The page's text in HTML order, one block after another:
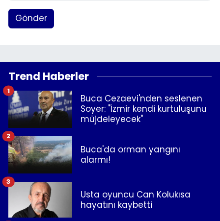
Gönder
Trend Haberler
Buca Cezaevi'nden seslenen
Soyer: "İzmir kendi kurtuluşunu
müjdeleyecek"
1
Buca'da orman yangını
alarmı!
2
Usta oyuncu Can Kolukısa
hayatını kaybetti
3